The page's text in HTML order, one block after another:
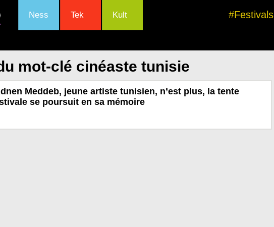
Ness Tek Kult #Festivals
mot-clé cinéaste tunisie
Meddeb, jeune artiste tunisien, n’est plus, la tente
se poursuit en sa mémoire